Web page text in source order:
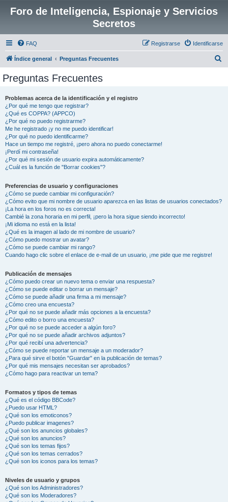
Foro de Inteligencia, Espionaje y Servicios
Secretos
FAQ Identificarse
Registrarse
Índice general Preguntas Frecuentes
Preguntas Frecuentes
Problemas acerca de la identificación y el registro
¿Por qué me tengo que registrar?
¿Qué es COPPA? (APPCO)
¿Por qué no puedo registrarme?
Me he registrado ¡y no me puedo identificar!
¿Por qué no puedo identificarme?
Hace un tiempo me registré, ¡pero ahora no puedo conectarme!
¡Perdí mi contraseña!
¿Por qué mi sesión de usuario expira automáticamente?
¿Cuál es la función de "Borrar cookies"?
Preferencias de usuario y configuraciones
¿Cómo se puede cambiar mi configuración?
¿Cómo evito que mi nombre de usuario aparezca en las listas de usuarios conectados?
¡La hora en los foros no es correcta!
Cambié la zona horaria en mi perfil, ¡pero la hora sigue siendo incorrecto!
¡Mi idioma no está en la lista!
¿Qué es la imagen al lado de mi nombre de usuario?
¿Cómo puedo mostrar un avatar?
¿Cómo se puede cambiar mi rango?
Cuando hago clic sobre el enlace de e-mail de un usuario, ¡me pide que me registre!
Publicación de mensajes
¿Cómo puedo crear un nuevo tema o enviar una respuesta?
¿Cómo se puede editar o borrar un mensaje?
¿Cómo se puede añadir una firma a mi mensaje?
¿Cómo creo una encuesta?
¿Por qué no se puede añadir más opciones a la encuesta?
¿Cómo edito o borro una encuesta?
¿Por qué no se puede acceder a algún foro?
¿Por qué no se puede añadir archivos adjuntos?
¿Por qué recibí una advertencia?
¿Cómo se puede reportar un mensaje a un moderador?
¿Para qué sirve el botón "Guardar" en la publicación de temas?
¿Por qué mis mensajes necesitan ser aprobados?
¿Cómo hago para reactivar un tema?
Formatos y tipos de temas
¿Qué es el código BBCode?
¿Puedo usar HTML?
¿Qué son los emoticonos?
¿Puedo publicar imagenes?
¿Qué son los anuncios globales?
¿Qué son los anuncios?
¿Qué son los temas fijos?
¿Qué son los temas cerrados?
¿Qué son los iconos para los temas?
Niveles de usuario y grupos
¿Qué son los Administradores?
¿Qué son los Moderadores?